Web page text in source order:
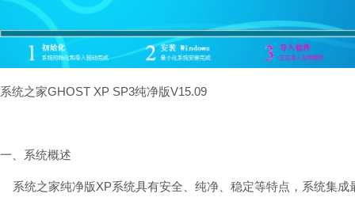
系统之家GHOST XP SP3纯净版V15.09
一、系统概述
系统之家纯净版XP系统具有安全、纯净、稳定等特点，系统集